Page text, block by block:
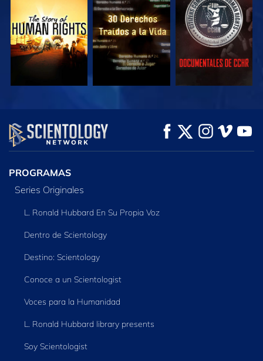
VE VE VE
VE
EXPLORA LAS
SERIES
PROGRAMAS
Series Originales
L. Ronald Hubbard En Su Propia Voz
Dentro de Scientology
Destino: Scientology
Conoce a un Scientologist
Voces para la Humanidad
L. Ronald Hubbard library presents
Soy Scientologist